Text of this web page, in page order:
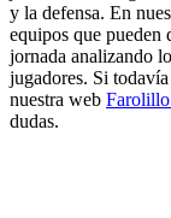
y la defensa. En
equipos que pueden
jornada analizando
jugadores. Si
nuestra web
dudas.